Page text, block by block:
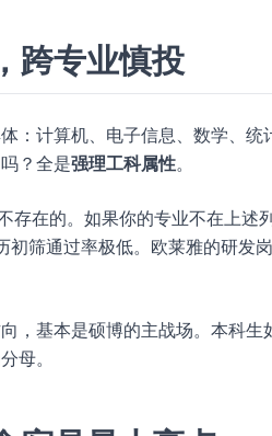
跨专业慎投
：计算机、电子信息、数学、
？全是强理工科属性。
存在的。如果你的专业不在上
初筛通过率极低。欧莱雅的研发
，基本是硕博的主战场。本科
母。